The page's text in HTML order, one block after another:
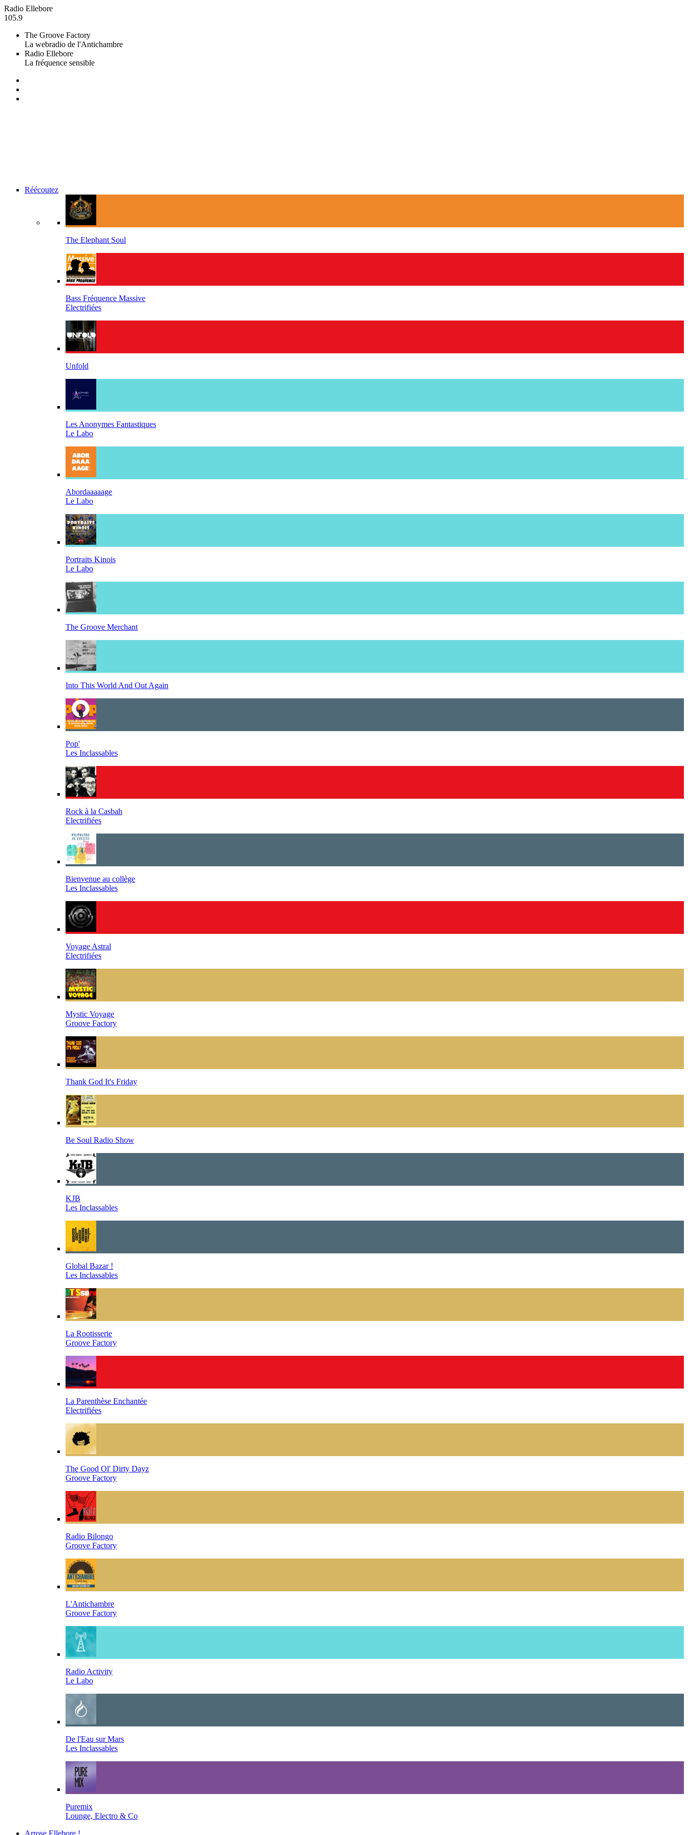
Radio Ellebore
105.9
The Groove Factory
La webradio de l'Antichambre
Radio Ellebore
La fréquence sensible
Réécoutez
The Elephant Soul
Bass Fréquence Massive
Electrifiées
Unfold
Les Anonymes Fantastiques
Le Labo
Abordaaaaage
Le Labo
Portraits Kinois
Le Labo
The Groove Merchant
Into This World And Out Again
Pop'
Les Inclassables
Rock à la Casbah
Electrifiées
Bienvenue au collège
Les Inclassables
Voyage Astral
Electrifiées
Mystic Voyage
Groove Factory
Thank God It's Friday
Be Soul Radio Show
KJB
Les Inclassables
Global Bazar !
Les Inclassables
La Rootisserie
Groove Factory
La Parenthèse Enchantée
Electrifiées
The Good Ol' Dirty Dayz
Groove Factory
Radio Bilongo
Groove Factory
L'Antichambre
Groove Factory
Radio Activity
Le Labo
De l'Eau sur Mars
Les Inclassables
Puremix
Lounge, Electro & Co
Arrose Ellebore !